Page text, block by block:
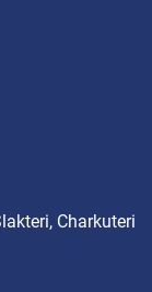
Charkuteri